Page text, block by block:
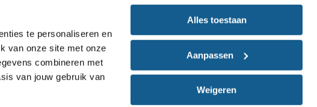
te personaliseren en
van onze site met onze
combineren met
van jouw gebruik van
Alles toestaan
Aanpassen
Weigeren